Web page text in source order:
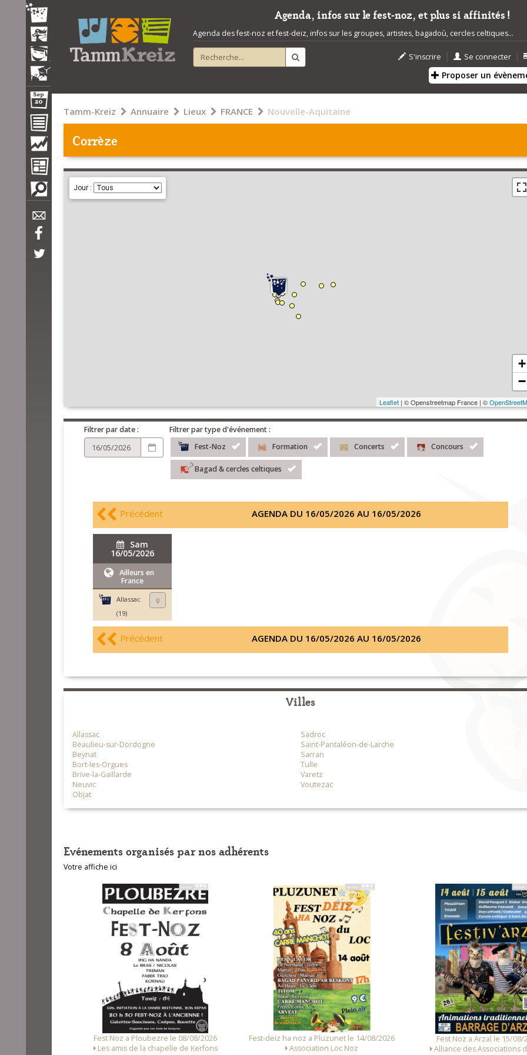
Agenda, infos sur le fest-noz, et plus si affinités !
Agenda des fest-noz et fest-deiz, infos sur les groupes, artistes, bagadoù, cercles celtiques...
S'inscrire | Se connecter |
Proposer un
Tamm-Kreiz Annuaire Lieux FRANCE Nouvelle-Aquitaine
Corrèze
Jour :
+
−
Leaflet| © Openstreetmap France | ©
Filtrer par date :
Filtrer par type d'événement :
Fest-Noz
Formation Concerts Concours
Bagad & cercles celtiques
Précédent AGENDA DU 16/05/2026 AU 16/05/2026
Sam
16/05/2026
Ailleurs en
France
Allassac
(19)
Précédent AGENDA DU 16/05/2026 AU 16/05/2026
Villes
Allassac
Beaulieu-sur-Dordogne
Beynat
Bort-les-Orgues
Brive-la-Gaillarde
Neuvic
Objat
Sadroc
Saint-Pantaléon-de-Larche
Sarran
Tulle
Varetz
Voutezac
Evénements organisés par nos adhérents
Votre affiche ici
Fest-deiz ha noz a Pluzunet le 14/08/2026
Association Loc Noz
Fest Noz a Arzal le 15/08/2026
Alliance des Associations d'Arzal
Fest Deiz a Camaret-sur-Mer
les Amis du Quartier St